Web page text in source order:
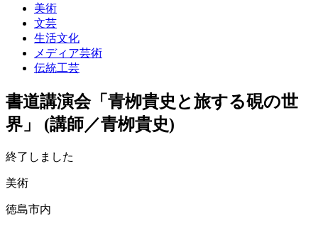
美術
文芸
生活文化
メディア芸術
伝統工芸
書道講演会「青栁貴史と旅する硯の世
界」 (講師／青栁貴史)
終了しました
美術
徳島市内